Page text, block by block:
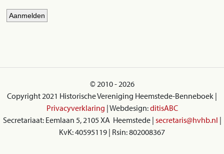
© 2010 - 2026
Copyright 2021 Historische Vereniging Heemstede-Benneboek |
Privacyverklaring | Webdesign:ditisABC
Secretariaat: Eemlaan 5, 2105 XA Heemstede | secretaris@hvhb.nl |
KvK: 40595119 | Rsin: 802008367